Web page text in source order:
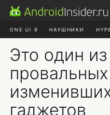
ONE UI 9 НАУШНИКИ
Это один
гаджетов